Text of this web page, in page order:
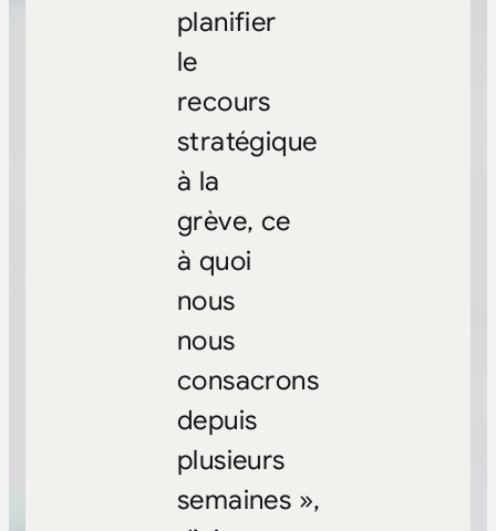
planifier
le
recours
stratégique
à la
grève, ce
à quoi
nous
nous
consacrons
depuis
plusieurs
semaines »,